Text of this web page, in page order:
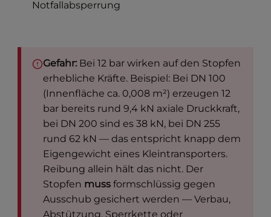
Notfallabsperrung
Gefahr: Bei 12 bar wirken auf den Stopfen
erhebliche Kräfte. Beispiel: Bei DN 100
(Innenfläche ca. 0,008 m²) erzeugen 12
bar bereits rund 9,4 kN axiale Druckkraft,
bei DN 200 sind es 38 kN, bei DN 255
rund 62 kN — das entspricht knapp dem
Eigengewicht eines Kleintransporters.
Reibung allein hält das nicht. Der
Stopfen muss formschlüssig gegen
Ausschub gesichert werden — Verbau,
Abstützung, Sperrkette oder